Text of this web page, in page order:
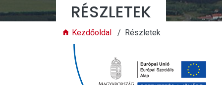
RÉSZLETEK
Kezdőoldal Részletek